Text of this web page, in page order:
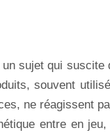
sujet qui suscite
souvent
ne réagissent
entre en